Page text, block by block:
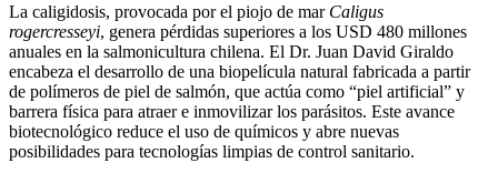
La caligidosis, provocada por el piojo de mar Caligus
rogercresseyi, genera pérdidas superiores a los USD 480 millones
anuales en la salmonicultura chilena. El Dr. Juan David Giraldo
encabeza el desarrollo de una biopelícula natural fabricada a partir
de polímeros de piel de salmón, que actúa como “piel artificial” y
barrera física para atraer e inmovilizar los parásitos. Este avance
biotecnológico reduce el uso de químicos y abre nuevas
posibilidades para tecnologías limpias de control sanitario.